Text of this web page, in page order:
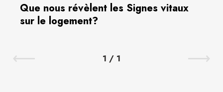
Que nous révèlent les Signes vitaux
sur le logement?
1 / 1